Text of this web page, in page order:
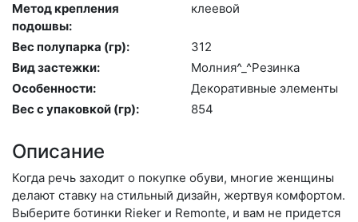
Метод крепления
подошвы:
кле­евой
Вес полупарка (гр):
312
Вид застежки:
Мол­ния^_^Ре­зин­ка
Особенности:
Де­кора­тив­ные эле­мен­ты
Вес с упаковкой (гр):
854
Описание
Когда речь заходит о покупке обуви, многие женщины
делают ставку на стильный дизайн, жертвуя комфортом.
Выберите бо­тин­ки Rieker и Remonte, и вам не придется